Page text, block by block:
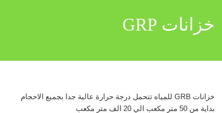
خزانات GRP
خزانات GRB للمياه تتحمل درجة حرارة عالية جدا بجميع الاحجام
بداية من 50 متر مكعب الي 20 الف متر مكعب